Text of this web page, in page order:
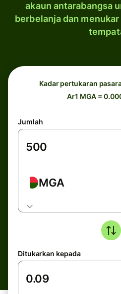
akaun antarabangsa
berbelanja dan
Kadar pertukaran
Ar1 MGA =
Jumlah
MGA
Ditukarkan kepada